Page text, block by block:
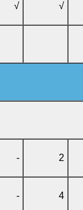
√
√
2
-
4
-